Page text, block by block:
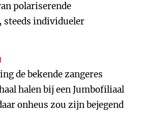
polariserende
steeds individueler
de bekende zangeres
halen bij een Jumbofiliaal
onheus zou zijn bejegend